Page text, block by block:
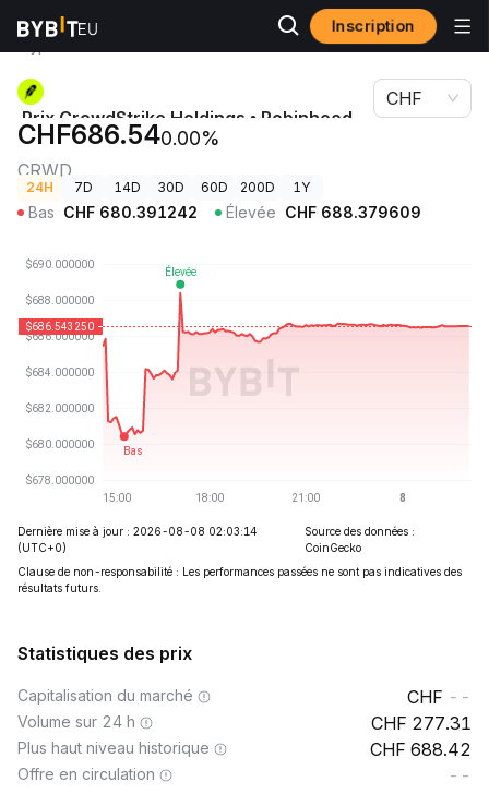
Inscription
Prix des
Prix CrowdStrike Holdings • Robinhood Token
Prix CrowdStrike Holdings • Robinhood
Token
CRWD
CHF686.540.00%
CHF
24H 7D 14D 30D 60D 200D 1Y
Bas CHF 680.391242 Élevée CHF 688.379609
Dernière mise à jour : 2026-08-08 02:03:14
(UTC+0)
Source des données :
CoinGecko
Clause de non-responsabilité : Les performances passées ne sont pas indicatives des
résultats futurs.
Statistiques des prix
Capitalisation du marché --
Volume sur 24 h 277.31
Plus haut niveau historique 688.42
Offre en circulation --